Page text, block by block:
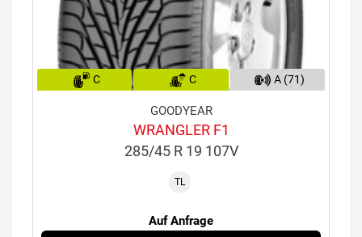
C C A (71)
GOODYEAR
WRANGLER F1
285/45 R 19 107V
TL
Auf Anfrage